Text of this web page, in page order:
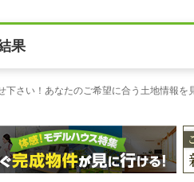
果
さい！あなたのご希望に合う土地情報を